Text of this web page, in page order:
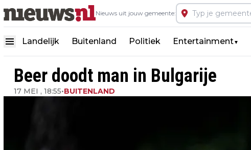
Nieuws uit jouw gemeente:
Landelijk Buitenland Politiek Entertainment▼
Beer doodt man in Bulgarije
17 MEI , 18:55•BUITENLAND